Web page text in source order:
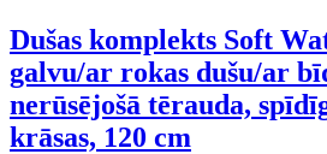
Dušas komplekts Soft
galvu/ar rokas dušu/ar
nerūsējošā tērauda,
krāsas, 120 cm